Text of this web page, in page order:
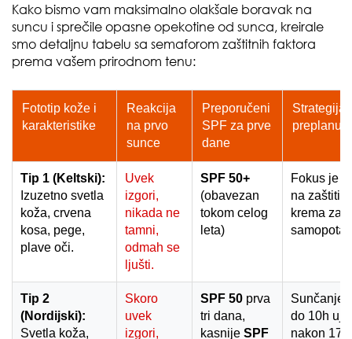
Kako bismo vam maksimalno olakšale boravak na
suncu i sprečile opasne opekotine od sunca, kreirale
smo detaljnu tabelu sa semaforom zaštitnih faktora
prema vašem prirodnom tenu:
Fototip kože i
karakteristike
Reakcija
na prvo
sunce
Preporučeni
SPF za prve
dane
Strategija
preplanuli
Tip 1 (Keltski):
Izuzetno svetla
koža, crvena
kosa, pege,
plave oči.
Uvek
izgori,
nikada ne
tamni,
odmah se
ljušti.
SPF 50+
(obavezan
tokom celog
leta)
Fokus je
na zaštiti i
krema za
Tip 2
(Nordijski):
Svetla koža,
Skoro
uvek
izgori,
SPF 50 prva
tri dana,
kasnije SPF
Sunčanje
do 10h
nakon